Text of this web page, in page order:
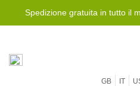
Spedizione gratuita in tutto il
GB IT